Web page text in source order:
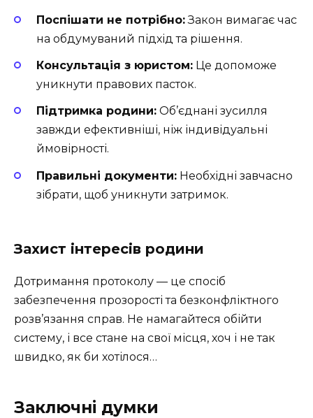
Поспішати не потрібно:Закон вимагає час
на обдумуваний підхід та рішення.
Консультація з юристом: Це допоможе
уникнути правових пасток.
Підтримка родини: Об’єднані зусилля
завжди ефективніші, ніж індивідуальні
ймовірності.
Правильні документи: Необхідні завчасно
зібрати, щоб уникнути затримок.
Захист інтересів родини
Дотримання протоколу — це спосіб
забезпечення прозорості та безконфліктного
розв’язання справ. Не намагайтеся обійти
систему, і все стане на свої місця, хоч і не так
швидко, як би хотілося…
Заключні думки